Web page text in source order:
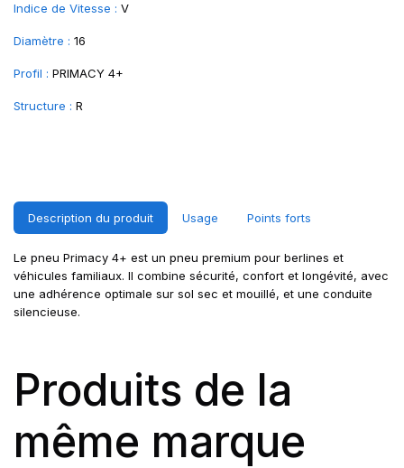
Indice de Vitesse : V
Diamètre : 16
Profil : PRIMACY 4+
Structure : R
Description du produit Usage Points forts
Le pneu Primacy 4+ est un pneu premium pour berlines et
véhicules familiaux. Il combine sécurité, confort et longévité, avec
une adhérence optimale sur sol sec et mouillé, et une conduite
silencieuse.
Produits de la
même marque